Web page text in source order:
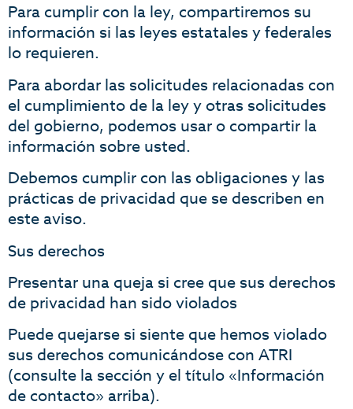
Para cumplir con la ley, compartiremos su
información si las leyes estatales y federales
lo requieren.
Para abordar las solicitudes relacionadas con
el cumplimiento de la ley y otras solicitudes
del gobierno, podemos usar o compartir la
información sobre usted.
Debemos cumplir con las obligaciones y las
prácticas de privacidad que se describen en
este aviso.
Sus derechos
Presentar una queja si cree que sus derechos
de privacidad han sido violados
Puede quejarse si siente que hemos violado
sus derechos comunicándose con ATRI
(consulte la sección y el título «Información
de contacto» arriba).